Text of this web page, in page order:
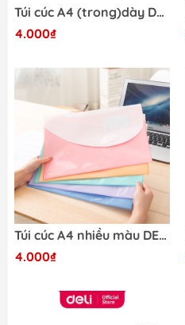
Túi cúc A4 (trong)dày DELI EF703-VN
4.000₫
Túi cúc A4 nhiều màu DELI E38165-VN
4.000₫